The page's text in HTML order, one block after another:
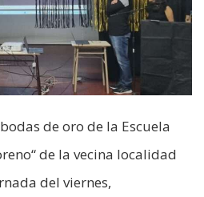
de oro de la Escuela
de la vecina localidad
del viernes,